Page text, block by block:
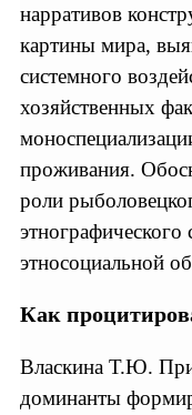
нарративов
картины мира,
системного
хозяйственных
проживания.
роли
этнографического
этносоциальной
Как
Власкина Т.Ю.
доминанты